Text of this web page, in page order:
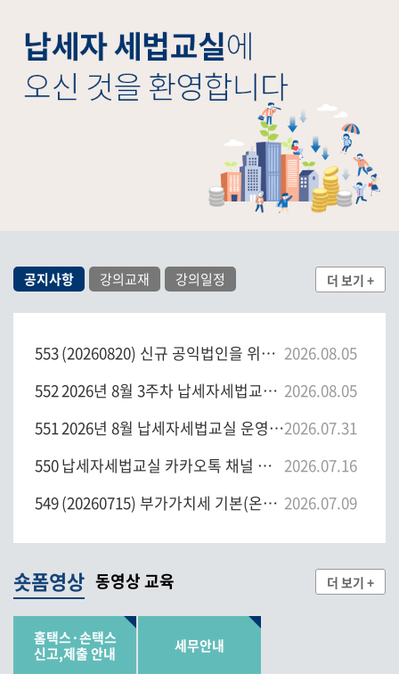
더 보기 +
공지사항 강의교재 강의일정
553 (20260820) 신규 공익법인을 위한 세법교실 3기(온라인) 2026.08.05
552
2026년 8월 3주차 납세자세법교실 일정 안내 2026.08.05
551
2026년 8월 납세자세법교실 운영 안내2026.07.31
550
납세자세법교실 카카오톡 채널 안내 2026.07.16
549
(20260715) 부가가치세 기본(온라인) 2026.07.09
숏폼영상 동영상 교육 더 보기 +
홈택스·손택스
신고,제출 안내
세무안내